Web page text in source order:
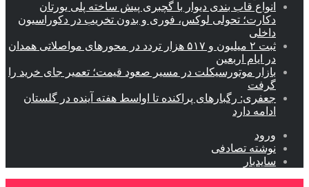
انواع قاب بندی دیوار با گچبری پیش ساخته پلی یورتان
دکارت؛ تحولی لوکس، فوری و بدون تخریب در دکوراسیون
داخلی
ثبت ۲ میلیون و ۵۱۷ هزار تردد در محورهای مواصلاتی همدان
در ایام اربعین
بازار موتورسیکلت در مسیر صعود قیمت؛ تعمیر جای خرید را
گرفت
جعفری: رگبارهای پراکنده تا اواسط هفته آینده در گلستان
ادامه دارد
ورود
نوشته تصادفی
سایدبار